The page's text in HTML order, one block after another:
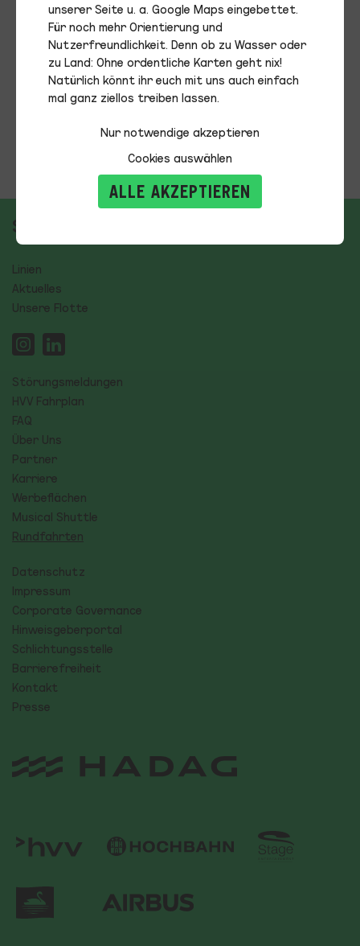
Sitemap
Linien
Aktuelles
Unsere Flotte
Störungsmeldungen
HVV Fahrplan
FAQ
Über Uns
Partner
Karriere
Werbeflächen
Musical Shuttle
Rundfahrten
Datenschutz
Impressum
Corporate Governance
Hinweisgeberportal
Schlichtungsstelle
Barrierefreiheit
Kontakt
Presse
Logo des hvv - Hamburger VerkehrsverbundLogo Stage
Logo ATG Alster-Touristik GmbH
Elbdampfer Hamburg Logo
Airbus Logo
unserer Seite u. a. Google Maps eingebettet.
Für noch mehr Orientierung und
Nutzerfreundlichkeit. Denn ob zu Wasser oder
zu Land: Ohne ordentliche Karten geht nix!
Natürlich könnt ihr euch mit uns auch einfach
mal ganz ziellos treiben lassen.
ALLE AKZEPTIEREN
Nur notwendige akzeptieren
Cookies auswählen